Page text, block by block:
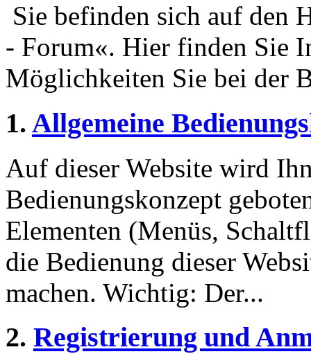
Sie befinden sich auf den
- Forum«. Hier finden Sie
Möglichkeiten Sie bei der
1. Allgemeine
Auf dieser Website wird
Bedienungskonzept
Elementen (Menüs,
die Bedienung dieser
machen. Wichtig: Der...
2. Registrierung und